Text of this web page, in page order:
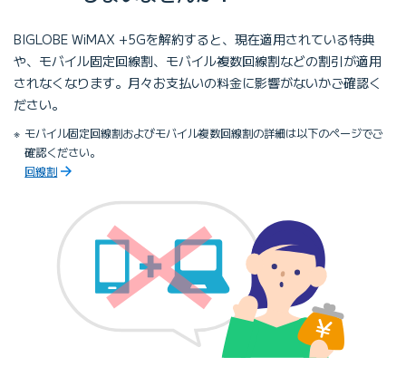
BIGLOBE WiMAX +5Gを解約すると、現在適用されている特典
や、モバイル固定回線割、モバイル複数回線割などの割引が適用
されなくなります。月々お支払いの料金に影響がないかご確認く
ださい。
モバイル固定回線割およびモバイル複数回線割の詳細は以下のページでご
確認ください。
回線割